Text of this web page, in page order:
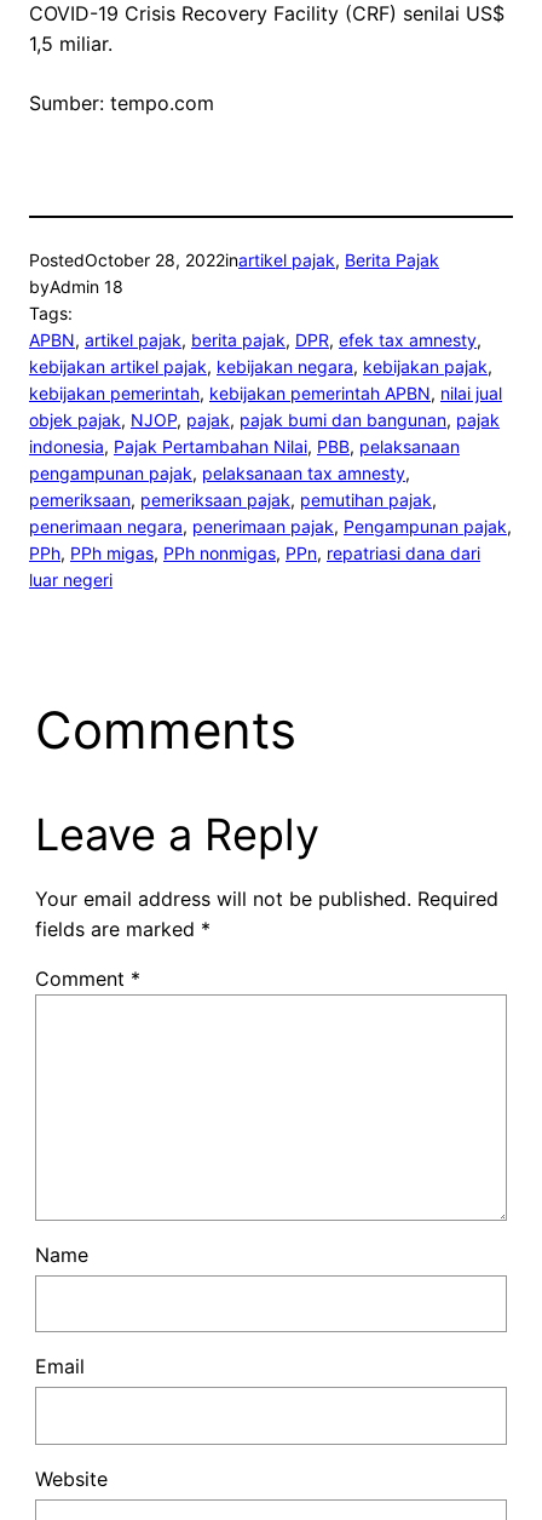
COVID-19 Crisis Recovery Facility (CRF) senilai US$
1,5 miliar.
Sumber: tempo.com
PostedOctober 28, 2022inartikel pajak, Berita Pajak
byAdmin 18
Tags:
APBN, artikel pajak, berita pajak, DPR, efek tax amnesty
kebijakan artikel pajak, kebijakan negara, kebijakan pajak
kebijakan pemerintah, kebijakan pemerintah APBN, nilai jual
objek pajak, NJOP, pajak, pajak bumi dan bangunan, pajak
indonesia, Pajak Pertambahan Nilai, PBB, pelaksanaan
pengampunan pajak, pelaksanaan tax amnesty
pemeriksaan, pemeriksaan pajak, pemutihan pajak
penerimaan negara, penerimaan pajak, Pengampunan pajak
PPh, PPh migas, PPh nonmigas, PPn, repatriasi dana dari
luar negeri
Comments
Leave a Reply
Your email address will not be published. Required
fields are marked *
Comment *
Name
Email
Website